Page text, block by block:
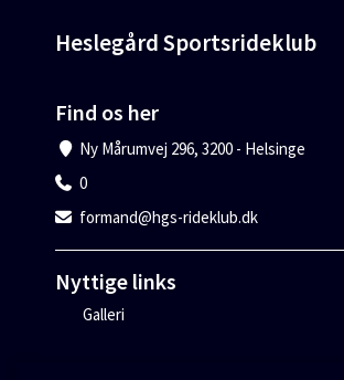
Heslegård Sportsrideklub
Find os her
Ny Mårumvej 296, 3200 - Helsinge
0
formand@hgs-rideklub.dk
Nyttige links
Galleri